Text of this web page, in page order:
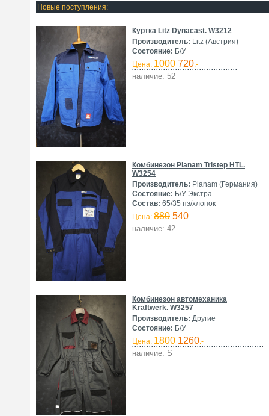
Новые поступления:
Куртка Litz Dynacast. W3212
Производитель: Litz (Австрия)
Состояние: Б/У
Цена: 1000 720.-
наличие: 52
Комбинезон Planam Tristep HTL.
W3254
Производитель: Planam (Германия)
Состояние: Б/У Экстра
Состав: 65/35 пэ/хлопок
Цена: 880 540.-
наличие: 42
Комбинезон автомеханика
Kraftwerk. W3257
Производитель: Другие
Состояние: Б/У
Цена: 1800 1260.-
наличие: S